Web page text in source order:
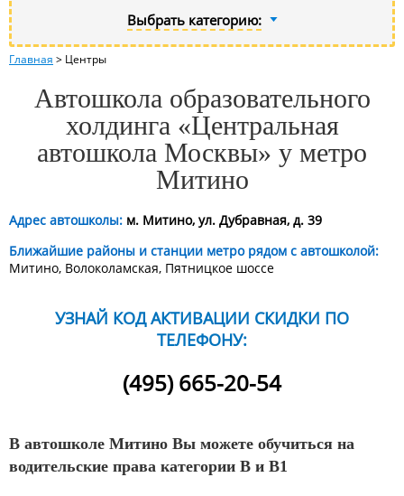
Выбрать категорию:
Главная > Центры
Автошкола образовательного
холдинга «Центральная
автошкола Москвы» у метро
Митино
Адрес автошколы: м. Митино, ул. Дубравная, д. 39
Ближайшие районы и станции метро рядом с автошколой:
Митино, Волоколамская, Пятницкое шоссе
УЗНАЙ КОД АКТИВАЦИИ СКИДКИ ПО
ТЕЛЕФОНУ:
(495) 665-20-54
В автошколе Митино Вы можете обучиться на
водительские права категории B и B1